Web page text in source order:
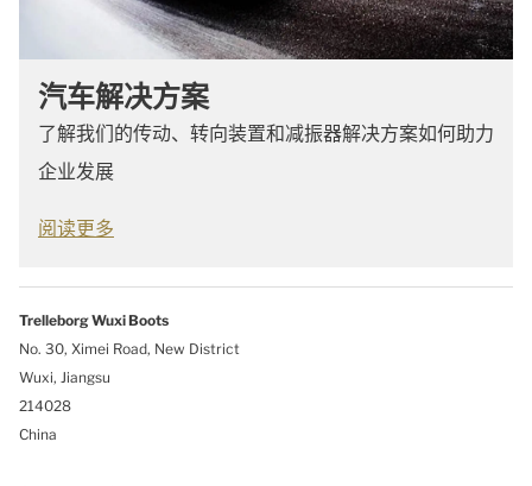
汽车解决方案
了解我们的传动、转向装置和减振器解决方案如何助力
企业发展
阅读更多
TrelleborgWuxi Boots
No. 30, Ximei Road, New District
Wuxi, Jiangsu
214028
China